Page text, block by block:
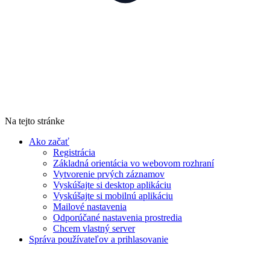
Na tejto stránke
Ako začať
Registrácia
Základná orientácia vo webovom rozhraní
Vytvorenie prvých záznamov
Vyskúšajte si desktop aplikáciu
Vyskúšajte si mobilnú aplikáciu
Mailové nastavenia
Odporúčané nastavenia prostredia
Chcem vlastný server
Správa používateľov a prihlasovanie